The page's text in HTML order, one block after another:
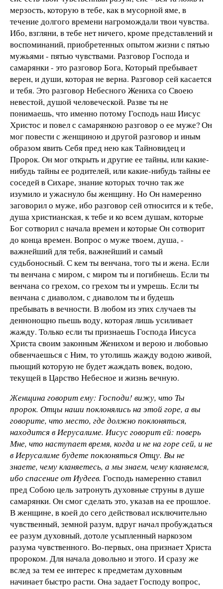
мерзость, которую в тебе, как в мусорной яме, в
течение долгого времени нагромождали твои чувства.
Ибо, взгляни, в тебе нет ничего, кроме представлений и
воспоминаний, приобретенных опытом жизни с пятью
мужьями - пятью чувствами. Разговор Господа и
самарянки - это разговор Бога, Который пребывает
верен, и души, которая не верна. Разговор сей касается
и тебя. Это разговор Небесного Жениха со Своею
невестой, душой человеческой. Разве ты не
понимаешь, что именно потому Господь наш Иисус
Христос и повел с самарянкою разговор о ее муже? Он
мог повести с женщиною и другой разговор и иным
образом явить Себя пред нею как Тайновидец и
Пророк. Он мог открыть и другие ее тайны, или какие-
нибудь тайны ее родителей, или какие-нибудь тайны ее
соседей в Сихаре, знание которых точно так же
изумило и ужаснуло бы женщину. Но Он намеренно
заговорил о муже, ибо разговор сей относится и к тебе,
душа христианская, к тебе и ко всем душам, которые
Бог сотворил с начала времен и которые Он сотворит
до конца времен. Вопрос о муже твоем, душа, -
важнейший для тебя, важнейший и самый
судьбоносный. С кем ты венчана, того ты и жена. Если
ты венчана с миром, с миром ты и погибнешь. Если ты
венчана со грехом, со грехом ты и умрешь. Если ты
венчана с диаволом, с диаволом ты и будешь
пребывать в вечности. В любом из этих случаев ты
деннонощно пьешь воду, которая лишь усиливает
жажду. Только если ты признаешь Господа Иисуса
Христа своим законным Женихом и верою и любовью
обвенчаешься с Ним, то утолишь жажду водою живой,
пьющий которую не будет жаждать вовек, водою,
текущей в Царство Небесное и жизнь вечную.
Женщина говорит ему: Господи! вижу, что Ты
пророк. Отцы наши поклонялись на этой горе, а вы
говорите, что место, где должно поклоняться,
находится в Иерусалиме. Иисус говорит ей: поверь
Мне, что наступает время, когда и не на горе сей, и не
в Иерусалиме будете поклоняться Отцу. Вы не
знаете, чему кланяетесь, а мы знаем, чему кланяемся,
ибо спасение от Иудеев. Господь намеренно ставил
пред Собою цель затронуть духовные струны в душе
самарянки. Он смог сделать это, указав на ее прошлое.
В женщине, в коей до сего действовал исключительно
чувственный, земной разум, вдруг начал пробуждаться
ее разум духовный, дотоле усыпленный наркозом
разума чувственного. Во-первых, она признает Христа
пророком. Для начала довольно и этого. И сразу же
вслед за тем ее интерес к предметам духовным
начинает быстро расти. Она задает Господу вопрос,